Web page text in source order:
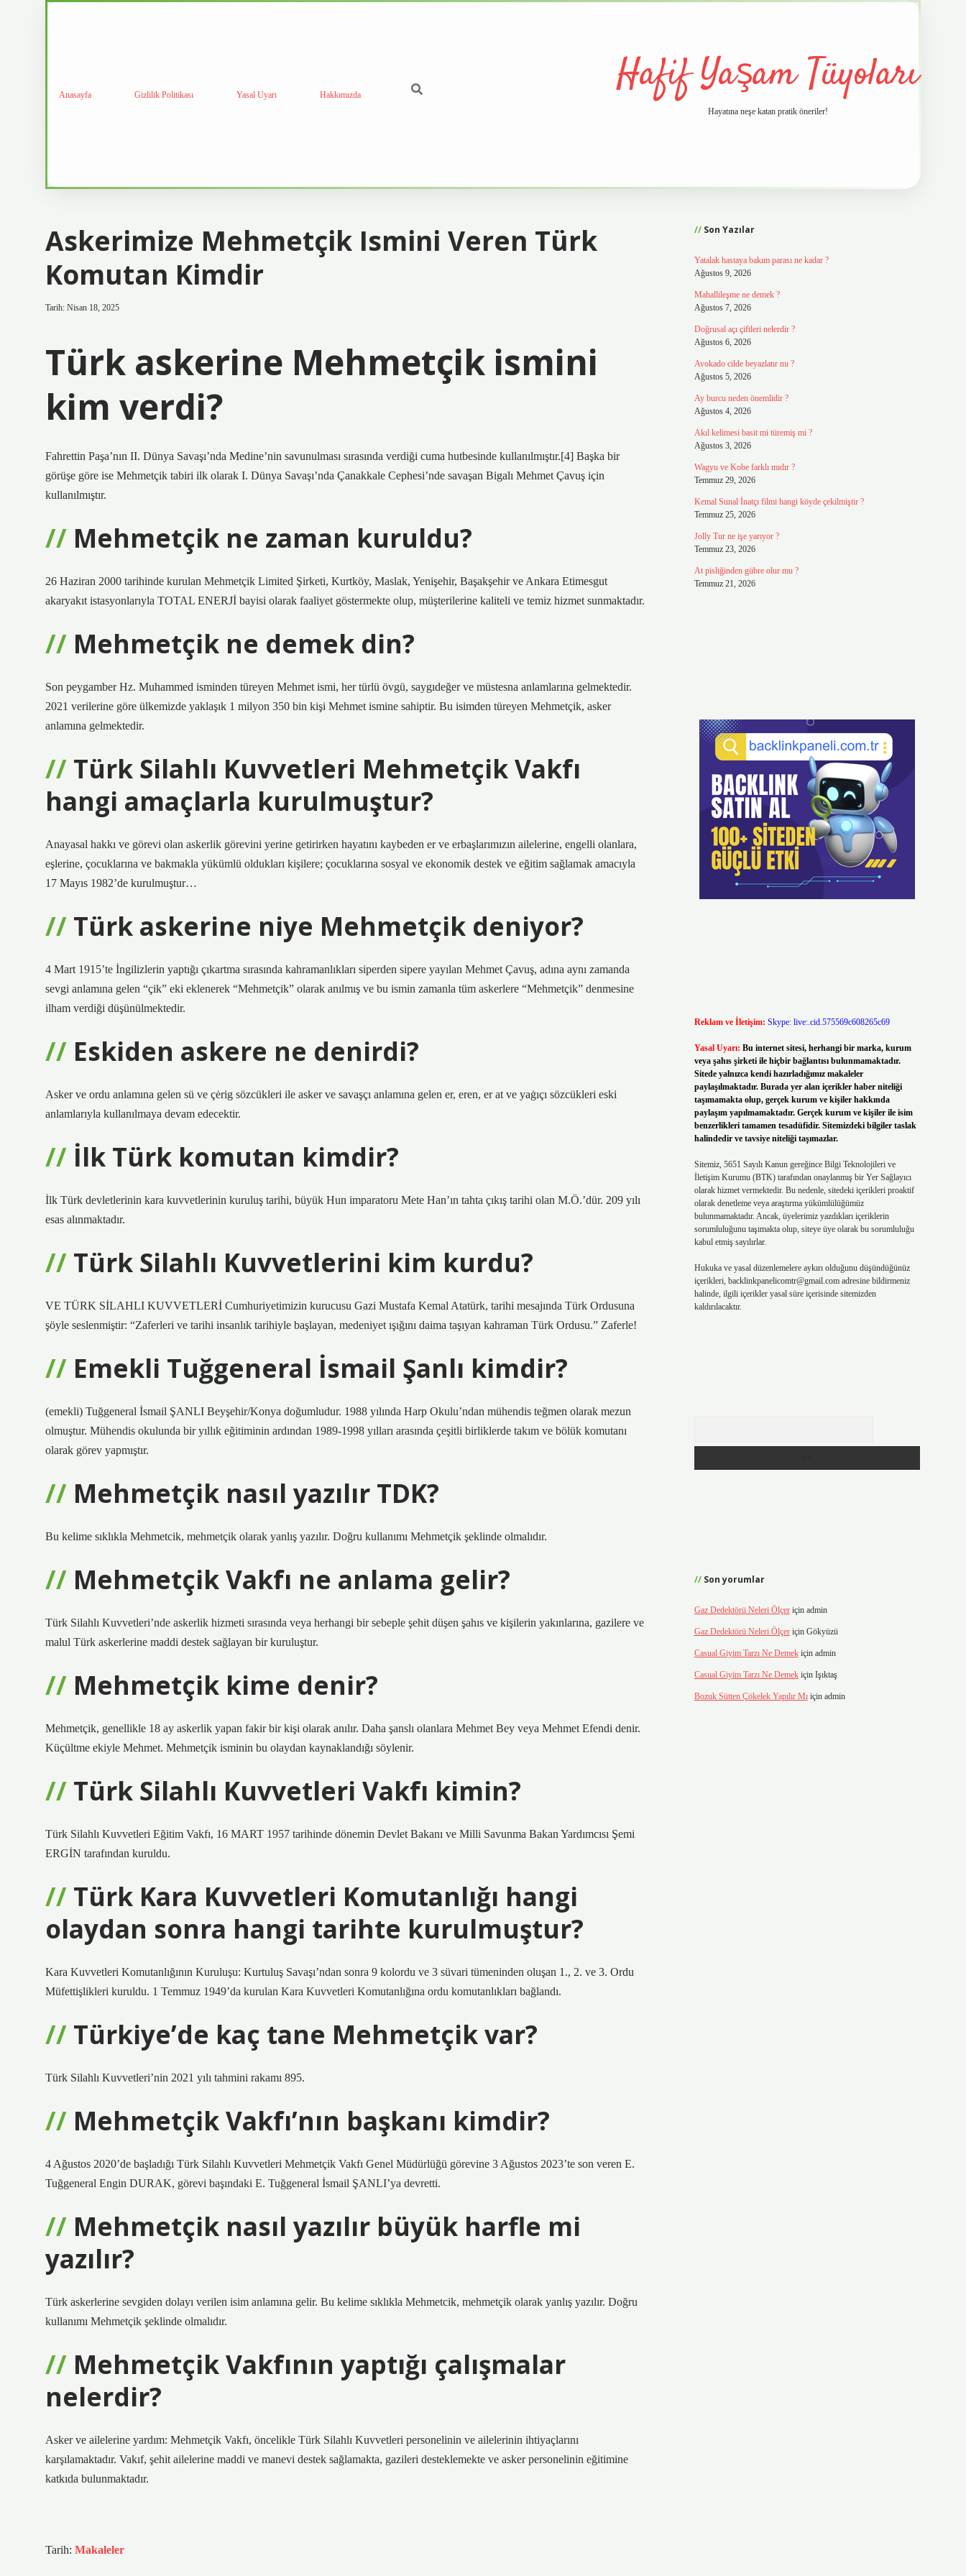
Anasayfa Gizlilik Politikası Yasal Uyarı Hakkımızda Hafif Yaşam Tüyoları
Hayatına neşe katan pratik öneriler!
Askerimize Mehmetçik Ismini Veren Türk
Komutan Kimdir
Tarih: Nisan 18, 2025
Türk askerine Mehmetçik ismini
kim verdi?
Fahrettin Paşa’nın II. Dünya Savaşı’nda Medine’nin savunulması sırasında verdiği cuma hutbesinde kullanılmıştır.[4] Başka bir
görüşe göre ise Mehmetçik tabiri ilk olarak I. Dünya Savaşı’nda Çanakkale Cephesi’nde savaşan Bigalı Mehmet Çavuş için
kullanılmıştır.
Mehmetçik ne zaman kuruldu?
26 Haziran 2000 tarihinde kurulan Mehmetçik Limited Şirketi, Kurtköy, Maslak, Yenişehir, Başakşehir ve Ankara Etimesgut
akaryakıt istasyonlarıyla TOTAL ENERJİ bayisi olarak faaliyet göstermekte olup, müşterilerine kaliteli ve temiz hizmet sunmaktadır.
Mehmetçik ne demek din?
Son peygamber Hz. Muhammed isminden türeyen Mehmet ismi, her türlü övgü, saygıdeğer ve müstesna anlamlarına gelmektedir.
2021 verilerine göre ülkemizde yaklaşık 1 milyon 350 bin kişi Mehmet ismine sahiptir. Bu isimden türeyen Mehmetçik, asker
anlamına gelmektedir.
Türk Silahlı Kuvvetleri Mehmetçik Vakfı
hangi amaçlarla kurulmuştur?
Anayasal hakkı ve görevi olan askerlik görevini yerine getirirken hayatını kaybeden er ve erbaşlarımızın ailelerine, engelli olanlara,
eşlerine, çocuklarına ve bakmakla yükümlü oldukları kişilere; çocuklarına sosyal ve ekonomik destek ve eğitim sağlamak amacıyla
17 Mayıs 1982’de kurulmuştur…
Türk askerine niye Mehmetçik deniyor?
4 Mart 1915’te İngilizlerin yaptığı çıkartma sırasında kahramanlıkları siperden sipere yayılan Mehmet Çavuş, adına aynı zamanda
sevgi anlamına gelen “çik” eki eklenerek “Mehmetçik” olarak anılmış ve bu ismin zamanla tüm askerlere “Mehmetçik” denmesine
ilham verdiği düşünülmektedir.
Eskiden askere ne denirdi?
Asker ve ordu anlamına gelen sü ve çėrig sözcükleri ile asker ve savaşçı anlamına gelen er, eren, er at ve yaġıçı sözcükleri eski
anlamlarıyla kullanılmaya devam edecektir.
İlk Türk komutan kimdir?
İlk Türk devletlerinin kara kuvvetlerinin kuruluş tarihi, büyük Hun imparatoru Mete Han’ın tahta çıkış tarihi olan M.Ö.’dür. 209 yılı
esas alınmaktadır.
Türk Silahlı Kuvvetlerini kim kurdu?
VE TÜRK SİLAHLI KUVVETLERİ Cumhuriyetimizin kurucusu Gazi Mustafa Kemal Atatürk, tarihi mesajında ​​Türk Ordusuna
şöyle seslenmiştir: “Zaferleri ve tarihi insanlık tarihiyle başlayan, medeniyet ışığını daima taşıyan kahraman Türk Ordusu.” Zaferle!
Emekli Tuğgeneral İsmail Şanlı kimdir?
(emekli) Tuğgeneral İsmail ŞANLI Beyşehir/Konya doğumludur. 1988 yılında Harp Okulu’ndan mühendis teğmen olarak mezun
olmuştur. Mühendis okulunda bir yıllık eğitiminin ardından 1989-1998 yılları arasında çeşitli birliklerde takım ve bölük komutanı
olarak görev yapmıştır.
Mehmetçik nasıl yazılır TDK?
Bu kelime sıklıkla Mehmetcik, mehmetçik olarak yanlış yazılır. Doğru kullanımı Mehmetçik şeklinde olmalıdır.
Mehmetçik Vakfı ne anlama gelir?
Türk Silahlı Kuvvetleri’nde askerlik hizmeti sırasında veya herhangi bir sebeple şehit düşen şahıs ve kişilerin yakınlarına, gazilere ve
malul Türk askerlerine maddi destek sağlayan bir kuruluştur.
Mehmetçik kime denir?
Mehmetçik, genellikle 18 ay askerlik yapan fakir bir kişi olarak anılır. Daha şanslı olanlara Mehmet Bey veya Mehmet Efendi denir.
Küçültme ekiyle Mehmet. Mehmetçik isminin bu olaydan kaynaklandığı söylenir.
Türk Silahlı Kuvvetleri Vakfı kimin?
Türk Silahlı Kuvvetleri Eğitim Vakfı, 16 MART 1957 tarihinde dönemin Devlet Bakanı ve Milli Savunma Bakan Yardımcısı Şemi
ERGİN tarafından kuruldu.
Türk Kara Kuvvetleri Komutanlığı hangi
olaydan sonra hangi tarihte kurulmuştur?
Kara Kuvvetleri Komutanlığının Kuruluşu: Kurtuluş Savaşı’ndan sonra 9 kolordu ve 3 süvari tümeninden oluşan 1., 2. ve 3. Ordu
Müfettişlikleri kuruldu. 1 Temmuz 1949’da kurulan Kara Kuvvetleri Komutanlığına ordu komutanlıkları bağlandı.
Türkiye’de kaç tane Mehmetçik var?
Türk Silahlı Kuvvetleri’nin 2021 yılı tahmini rakamı 895.
Mehmetçik Vakfı’nın başkanı kimdir?
4 Ağustos 2020’de başladığı Türk Silahlı Kuvvetleri Mehmetçik Vakfı Genel Müdürlüğü görevine 3 Ağustos 2023’te son veren E.
Tuğgeneral Engin DURAK, görevi başındaki E. Tuğgeneral İsmail ŞANLI’ya devretti.
Mehmetçik nasıl yazılır büyük harfle mi
yazılır?
Türk askerlerine sevgiden dolayı verilen isim anlamına gelir. Bu kelime sıklıkla Mehmetcik, mehmetçik olarak yanlış yazılır. Doğru
kullanımı Mehmetçik şeklinde olmalıdır.
Mehmetçik Vakfının yaptığı çalışmalar
nelerdir?
Asker ve ailelerine yardım: Mehmetçik Vakfı, öncelikle Türk Silahlı Kuvvetleri personelinin ve ailelerinin ihtiyaçlarını
karşılamaktadır. Vakıf, şehit ailelerine maddi ve manevi destek sağlamakta, gazileri desteklemekte ve asker personelinin eğitimine
katkıda bulunmaktadır.
Tarih: Makaleler
Son Yazılar
Yatalak hastaya bakım parası ne kadar ?
Ağustos 9, 2026
Mahallileşme ne demek ?
Ağustos 7, 2026
Doğrusal açı çiftleri nelerdir ?
Ağustos 6, 2026
Avokado cilde beyazlatır mı ?
Ağustos 5, 2026
Ay burcu neden önemlidir ?
Ağustos 4, 2026
Akıl kelimesi basit mi türemiş mi ?
Ağustos 3, 2026
Wagyu ve Kobe farklı mıdır ?
Temmuz 29, 2026
Kemal Sunal İnatçı filmi hangi köyde çekilmiştir ?
Temmuz 25, 2026
Jolly Tur ne işe yarıyor ?
Temmuz 23, 2026
At pisliğinden gübre olur mu ?
Temmuz 21, 2026
Reklam ve İletişim: Skype: live:.cid.575569c608265c69
Yasal Uyarı: Bu internet sitesi, herhangi bir marka, kurum
veya şahıs şirketi ile hiçbir bağlantısı bulunmamaktadır.
Sitede yalnızca kendi hazırladığımız makaleler
paylaşılmaktadır. Burada yer alan içerikler haber niteliği
taşımamakta olup, gerçek kurum ve kişiler hakkında
paylaşım yapılmamaktadır. Gerçek kurum ve kişiler ile isim
benzerlikleri tamamen tesadüfidir. Sitemizdeki bilgiler taslak
halindedir ve tavsiye niteliği taşımazlar.
Sitemiz, 5651 Sayılı Kanun gereğince Bilgi Teknolojileri ve
İletişim Kurumu (BTK) tarafından onaylanmış bir Yer Sağlayıcı
olarak hizmet vermektedir. Bu nedenle, sitedeki içerikleri proaktif
olarak denetleme veya araştırma yükümlülüğümüz
bulunmamaktadır. Ancak, üyelerimiz yazdıkları içeriklerin
sorumluluğunu taşımakta olup, siteye üye olarak bu sorumluluğu
kabul etmiş sayılırlar.
Hukuka ve yasal düzenlemelere aykırı olduğunu düşündüğünüz
içerikleri, backlinkpanelicomtr@gmail.comadresine bildirmeniz
halinde, ilgili içerikler yasal süre içerisinde sitemizden
kaldırılacaktır.
Son yorumlar
Gaz Dedektörü Neleri Ölçeriçin admin
Gaz Dedektörü Neleri Ölçeriçin Gökyüzü
Casual Giyim Tarzı Ne Demekiçin admin
Casual Giyim Tarzı Ne Demekiçin Işıktaş
Bozuk Sütten Çökelek Yapılır Mıiçin admin